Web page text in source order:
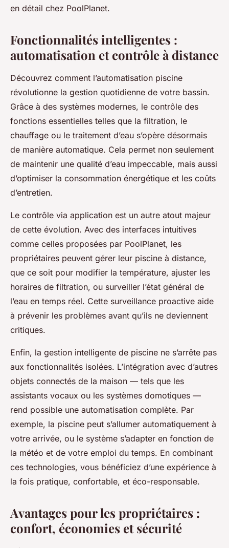
en détail chez PoolPlanet.
Fonctionnalités intelligentes :
automatisation et contrôle à distance
Découvrez comment l’automatisation piscine
révolutionne la gestion quotidienne de votre bassin.
Grâce à des systèmes modernes, le contrôle des
fonctions essentielles telles que la filtration, le
chauffage ou le traitement d’eau s’opère désormais
de manière automatique. Cela permet non seulement
de maintenir une qualité d’eau impeccable, mais aussi
d’optimiser la consommation énergétique et les coûts
d’entretien.
Le contrôle via application est un autre atout majeur
de cette évolution. Avec des interfaces intuitives
comme celles proposées par PoolPlanet, les
propriétaires peuvent gérer leur piscine à distance,
que ce soit pour modifier la température, ajuster les
horaires de filtration, ou surveiller l’état général de
l’eau en temps réel. Cette surveillance proactive aide
à prévenir les problèmes avant qu’ils ne deviennent
critiques.
Enfin, la gestion intelligente de piscine ne s’arrête pas
aux fonctionnalités isolées. L’intégration avec d’autres
objets connectés de la maison — tels que les
assistants vocaux ou les systèmes domotiques —
rend possible une automatisation complète. Par
exemple, la piscine peut s’allumer automatiquement à
votre arrivée, ou le système s’adapter en fonction de
la météo et de votre emploi du temps. En combinant
ces technologies, vous bénéficiez d’une expérience à
la fois pratique, confortable, et éco-responsable.
Avantages pour les propriétaires :
confort, économies et sécurité